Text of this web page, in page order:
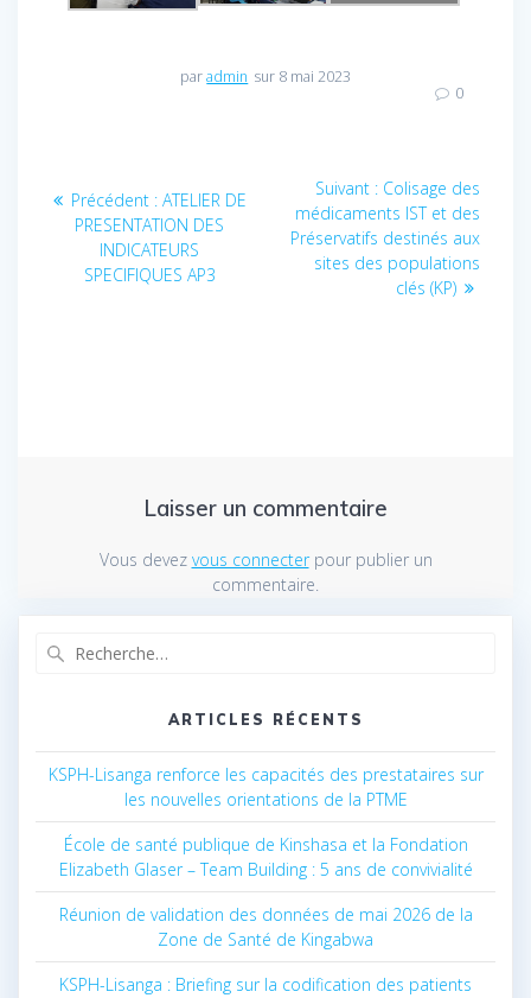
paradmin sur 8 mai 2023
0
l’article
Précédent : Article
précédent
:
ATELIER DE
PRESENTATION DES
INDICATEURS
SPECIFIQUES AP3
Suivant : Article
suivant
:
Colisage des
médicaments IST et des
Préservatifs destinés aux
sites des populations
clés (KP)
Laisser un commentaire
Vous devez vous connecterpour publier un
commentaire.
ARTICLES RÉCENTS
KSPH-Lisanga renforce les capacités des prestataires sur
les nouvelles orientations de la PTME
École de santé publique de Kinshasa et la Fondation
Elizabeth Glaser – Team Building : 5 ans de convivialité
Réunion de validation des données de mai 2026 de la
Zone de Santé de Kingabwa
KSPH-Lisanga : Briefing sur la codification des patients